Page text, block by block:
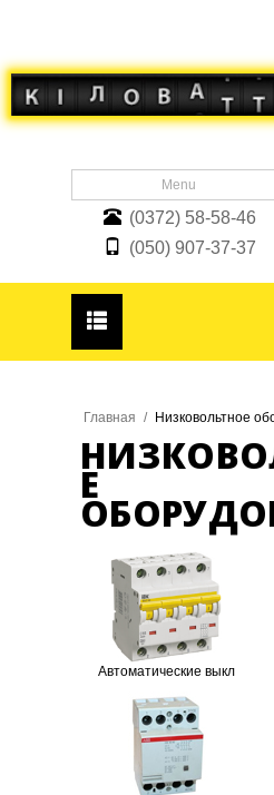
Menu
Блог
Доставка и Оплата
Гарантия
(0372) 58-58-46
(050) 907-37-37
Главная / Низковольтное
Е
Автоматические выкл